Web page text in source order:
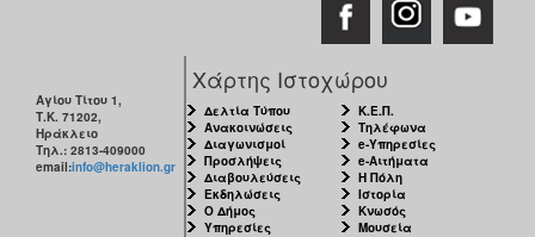
Αγίου Τίτου 1,
Τ.Κ. 71202,
Ηράκλειο
Τηλ.: 2813-409000
email:info@heraklion.gr
Χάρτης Ιστοχώρου
Δελτία Τύπου
Ανακοινώσεις
Διαγωνισμοί
Προσλήψεις
Διαβουλεύσεις
Εκδηλώσεις
Ο Δήμος
Υπηρεσίες
Κ.Ε.Π.
Τηλέφωνα
e-Υπηρεσίες
e-Αιτήματα
Η Πόλη
Ιστορία
Κνωσός
Μουσεία